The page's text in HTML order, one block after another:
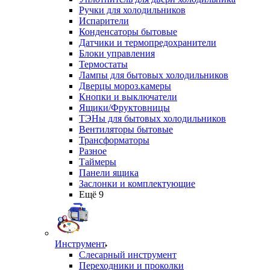
Ручки для холодильников
Испарители
Конденсаторы бытовые
Датчики и термопредохранители
Блоки управления
Термостаты
Лампы для бытовых холодильников
Дверцы мороз.камеры
Кнопки и выключатели
Ящики/Фруктовницы
ТЭНы для бытовых холодильников
Вентиляторы бытовые
Трансформаторы
Разное
Таймеры
Панели ящика
Заслонки и комплектующие
Ещё 9
Инструмент
Слесарный инструмент
Переходники и проколки